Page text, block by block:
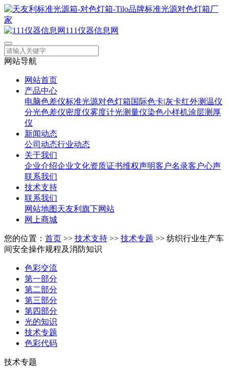
111仪器信息网
网站导航
网站首页
产品中心
电脑色差仪标准光源对色灯箱国际色卡|灰卡红外测温仪
分光色差仪密度仪雾度计光测量仪染色小样机涂层测厚
仪
新闻动态
公司动态行业动态
关于我们
企业介绍企业文化资质证书维权声明客户名录客户心声
联系我们
技术支持
联系我们
网站地图天友利旗下网站
网上商城
您的位置： 首页 >> 技术支持 >> 技术专题 >> 纺织行业生产车
间安全操作规程及消防知识
色彩交流
第一部分
第二部分
第三部分
第四部分
光的知识
技术专题
色彩代码
技术专题